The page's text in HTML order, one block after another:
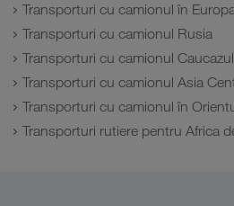
Transporturi cu camionul în
Transporturi cu camionul Rusia
Transporturi cu camionul Caucazul
Transporturi cu camionul Asia
Transporturi cu camionul în
Transporturi rutiere pentru Africa